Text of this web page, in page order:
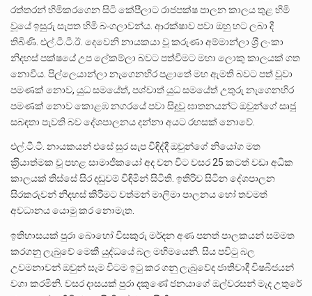
රත්තරන් හිමිකරගෙන සිටි කේපීලාට රාජපක්ෂ පාලන කාලය තුළ හිමි
වූයේ ඉසුරු සැපත හිමි බංගලාවන්ය. ආරක්ෂාව පවා ඔහු හට ලබා දී
තිබිණි. එල්.ටී.ටී.ඊ. දෙවෙනි නායකයා වූ කරුණා අම්මාන්ලා ශ‍්‍රී ලංකා
නිදහස් පක්ෂයේ උප ලේකම්ලා බවට පත්වීමට මහා ලොකු කාලයක් ගත
නොවීය. පිල්ලෙයාන්ලා නැගෙනහිර පළාතේ මහ ඇමති බවට පත් වූවා
පමණක් නොව, යුධ සමයේත්, පශ්චාත් යුධ සමයේත් උතුරු නැගෙනහිර
පමණක් නොව කොළඹ නගරයේ පවා සිදුවූ ඝාතනයන්ට ඔවුන්ගේ සෘජු
සබඳතා පැවති බව දේශපාලනය දන්නා අයට රහසක් නොවේ.
එල්.ටී.ටී. නායකයන් එසේ සුර සැප විඳිද්දී ඔවුන්ගේ නියෝග මත
ක‍්‍රියාත්මක වූ පහළ සාමාජිකයෝ අද වන විට වසර 25 කටත් වඩා අධික
කාලයක් තිස්සේ සිර දඬුවම් විඳිමින් සිටිති. ඉතිරිව සිටින දේශපාලන
සිරකරුවන් නිදහස් කිරීමට වත්මන් මාලිමා පාලනය හෝ තවමත්
අවධානය යොමු කර නොමැත.
ඉතිහාසයක් පුරා බොහෝ විසකුරු මර්දන අණ පනත් පාලකයන් සම්මත
කරගනු ලැබුවේ මෙකී යුද්ධයේ බල මහිමයෙනි. සිය පවිටු බල
උවමනාවන් ඔවුන් සැම විටම ඉටු කර ගනු ලැබුවේද ජාතිවාදී විෂබීජයන්
වගා කරමිනි. වසර දාසයක් පුරා දකුණේ ජනයාගේ ඔල්වරසන් මැද උතුරේ